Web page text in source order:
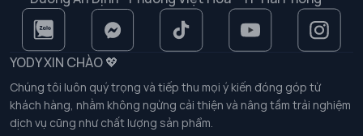
YODY XIN CHÀO 💖
Chúng tôi luôn quý trọng và tiếp thu mọi ý kiến đóng góp từ
khách hàng, nhằm không ngừng cải thiện và nâng tầm trải nghiệm
dịch vụ cũng như chất lượng sản phẩm.